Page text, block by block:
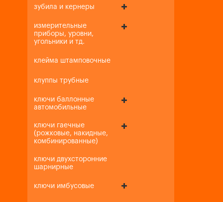
зубила и кернеры
измерительные
приборы, уровни,
угольники и тд.
клейма штамповочные
клуппы трубные
ключи баллонные
автомобильные
ключи гаечные
(рожковые, накидные,
комбинированные)
ключи двухсторонние
шарнирные
ключи имбусовые